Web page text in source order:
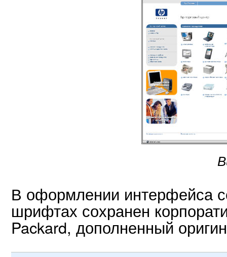
В оформлении интерфейса
шрифтах сохранен
Packard, дополненный